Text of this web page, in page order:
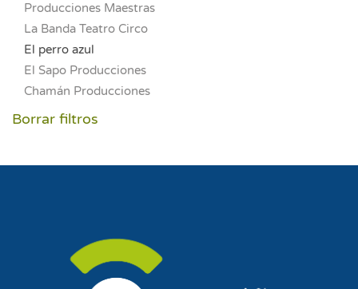
Producciones Maestras
La Banda Teatro Circo
El perro azul
El Sapo Producciones
Chamán Producciones
Borrar filtros